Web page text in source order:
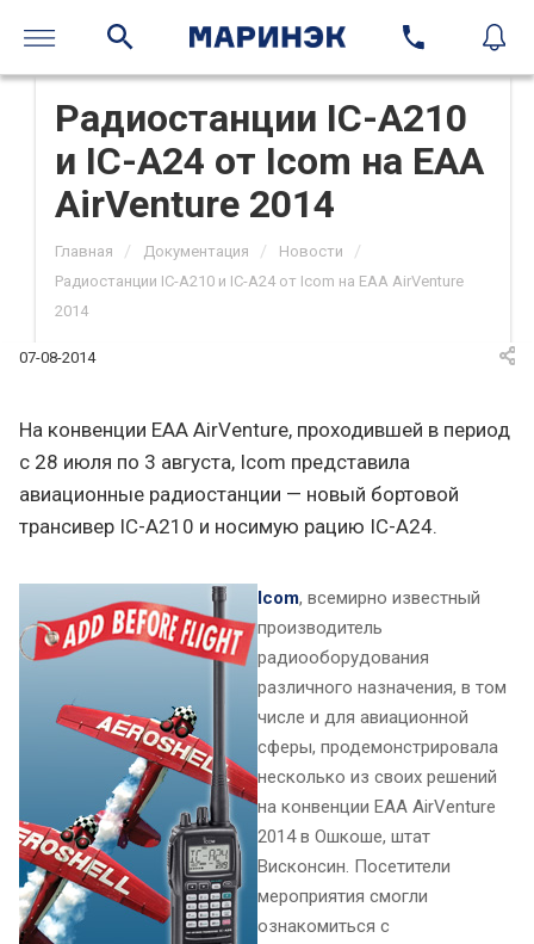
Радиостанции IC-A210
и IC-A24 от Icom на EAA
AirVenture 2014
Главная / Документация / Новости /
Радиостанции IC-A210 и IC-A24 от Icom на EAA AirVenture
2014
07-08-2014
На конвенции EAA AirVenture, проходившей в период
с 28 июля по 3 августа, Icom представила
авиационные радиостанции — новый бортовой
трансивер IC-A210 и носимую рацию IC-A24.
Icom, всемирно известный
производитель
радиооборудования
различного назначения, в том
числе и для авиационной
сферы, продемонстрировала
несколько из своих решений
на конвенции EAA AirVenture
2014 в Ошкоше, штат
Висконсин. Посетители
мероприятия смогли
ознакомиться с